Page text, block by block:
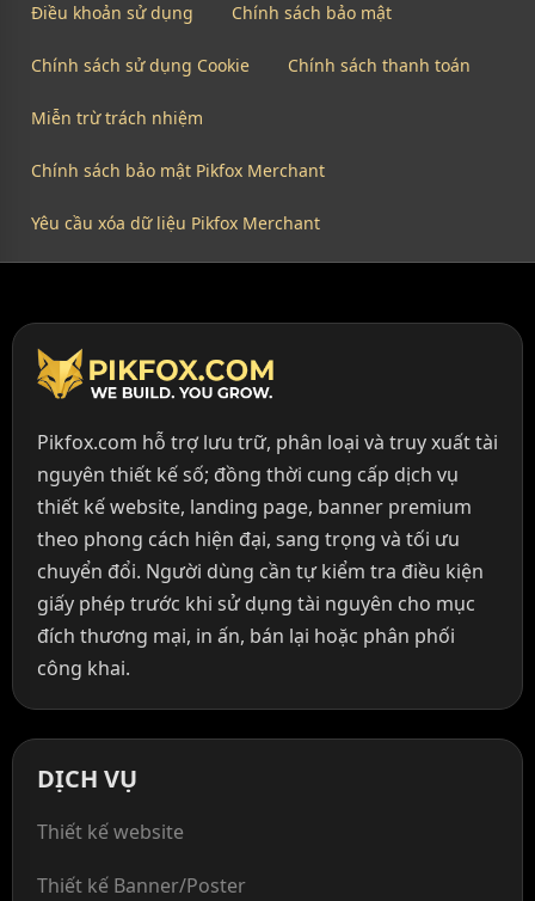
Điều khoản sử dụng Chính sách bảo mật
Chính sách sử dụng Cookie Chính sách thanh toán
Miễn trừ trách nhiệm
Chính sách bảo mật Pikfox Merchant
Yêu cầu xóa dữ liệu Pikfox Merchant
Pikfox.com hỗ trợ lưu trữ, phân loại và truy xuất tài
nguyên thiết kế số; đồng thời cung cấp dịch vụ
thiết kế website, landing page, banner premium
theo phong cách hiện đại, sang trọng và tối ưu
chuyển đổi. Người dùng cần tự kiểm tra điều kiện
giấy phép trước khi sử dụng tài nguyên cho mục
đích thương mại, in ấn, bán lại hoặc phân phối
công khai.
DỊCH VỤ
Thiết kế website
Thiết kế Banner/Poster